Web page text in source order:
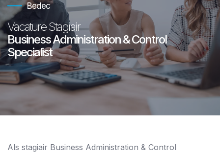
Bedec
Vacature Stagiair
Business Administration & Control
Specialist
Als stagiair Business Administration & Control